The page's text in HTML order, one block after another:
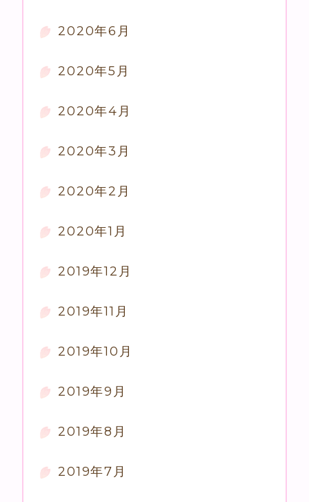
2020年6月
2020年5月
2020年4月
2020年3月
2020年2月
2020年1月
2019年12月
2019年11月
2019年10月
2019年9月
2019年8月
2019年7月